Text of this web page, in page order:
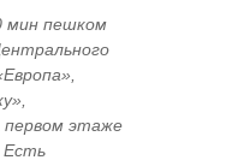
мин пешком
первом этаже
Есть